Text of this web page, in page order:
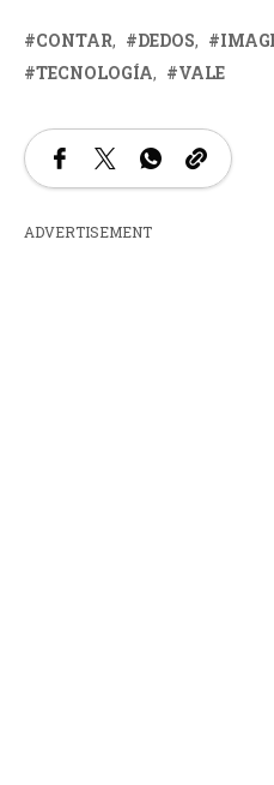
CONTAR DEDOS
TECNOLOGÍA
VALE
ADVERTISEMENT